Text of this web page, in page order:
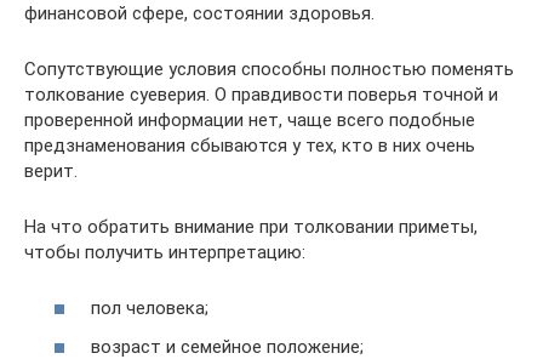
финансовой сфере, состоянии здоровья.
Сопутствующие условия способны полностью поменять
толкование суеверия. О правдивости поверья точной и
проверенной информации нет, чаще всего подобные
предзнаменования сбываются у тех, кто в них очень
верит.
На что обратить внимание при толковании приметы,
чтобы получить интерпретацию:
пол человека;
возраст и семейное положение;